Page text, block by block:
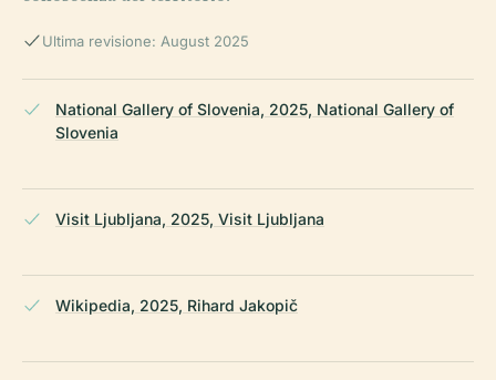
Ultima revisione: August 2025
National Gallery of Slovenia, 2025, National Gallery of
Slovenia
Visit Ljubljana, 2025, Visit Ljubljana
Wikipedia, 2025, Rihard Jakopič